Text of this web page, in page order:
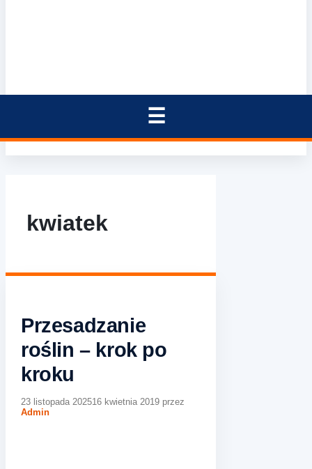
kwiatek
Przesadzanie
roślin – krok po
kroku
23 listopada 202516 kwietnia 2019 przez
Admin